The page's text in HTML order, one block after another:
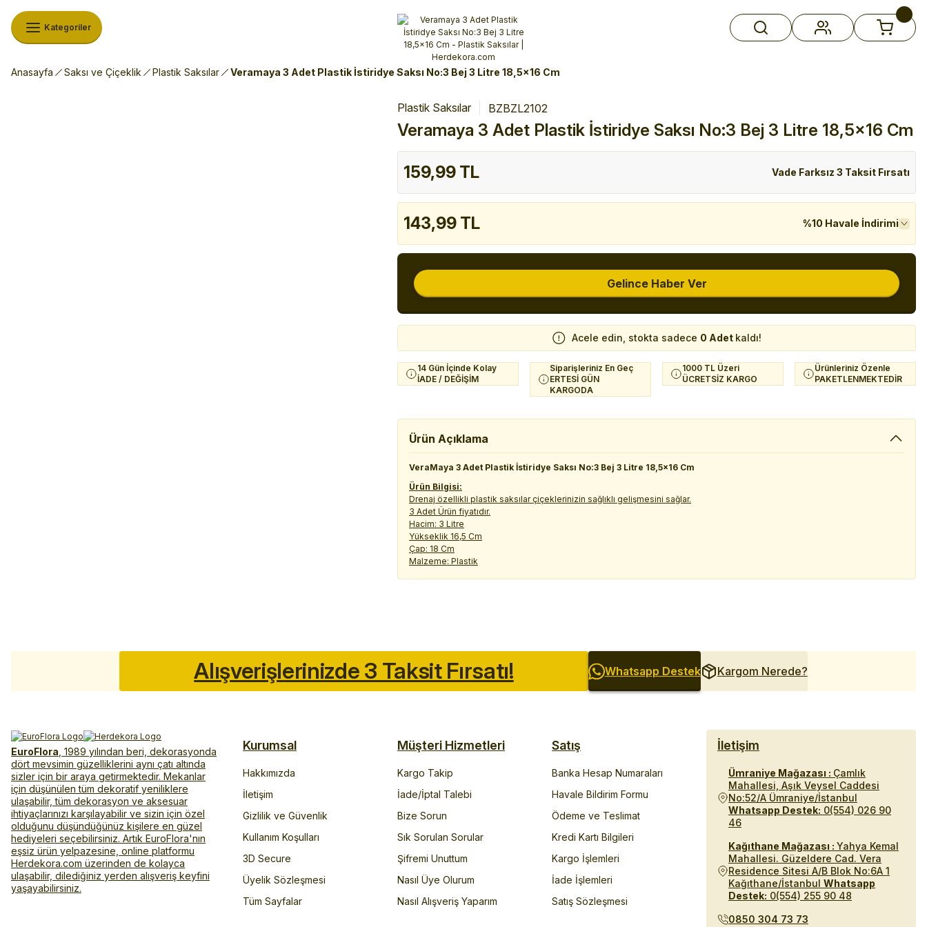
Alışverişlerinizde 3 Taksit Fırsatı! İlk siparişinizi verin!
%10 Havale İndirimi Şimdi Alışveriş yap!
Kategoriler
Anasayfa Saksı ve Çiçeklik Plastik Saksılar Veramaya 3 Adet Plastik İstiridye Saksı No:3 Bej 3 Litre 18,5x16 Cm
Plastik Saksılar BZBZL2102
Veramaya 3 Adet Plastik İstiridye Saksı No:3 Bej 3 Litre 18,5x16 Cm
159,99 TL Vade Farksız 3 Taksit Fırsatı
143,99 TL %10 Havale İndirimi
Gelince Haber Ver
Acele edin, stokta sadece 0 Adet kaldı!
14 Gün İçinde Kolay
İADE / DEĞİŞİM
Siparişleriniz En Geç
ERTESİ GÜN
KARGODA
1000 TL Üzeri
ÜCRETSİZ KARGO
Ürünleriniz Özenle
PAKETLENMEKTEDİR
Ürün Açıklama
VeraMaya 3 Adet Plastik İstiridye Saksı No:3 Bej 3 Litre 18,5x16 Cm
Ürün Bilgisi:
Drenaj özellikli plastik saksılar çiçeklerinizin sağlıklı gelişmesini sağlar.
3 Adet Ürün fiyatıdır.
Hacim: 3 Litre
Yükseklik 16,5 Cm
Çap: 18 Cm
Malzeme: Plastik
Alışverişlerinizde 3 Taksit Fırsatı! Whatsapp Destek Kargom Nerede?
EuroFlora , 1989 yılından beri, dekorasyonda
dört mevsimin güzelliklerini aynı çatı altında
sizler için bir araya getirmektedir. Mekanlar
için düşünülen tüm dekoratif yeniliklere
ulaşabilir, tüm dekorasyon ve aksesuar
ihtiyaçlarınızı karşılayabilir ve sizin için özel
olduğunu düşündüğünüz kişilere en güzel
hediyeleri seçebilirsiniz. Artık EuroFlora'nın
eşsiz ürün yelpazesine, online platformu
Herdekora.com üzerinden de kolayca
ulaşabilir, dilediğiniz yerden alışveriş keyfini
yaşayabilirsiniz.
Kurumsal
Hakkımızda
İletişim
Gizlilik ve Güvenlik
Kullanım Koşulları
3D Secure
Üyelik Sözleşmesi
Tüm Sayfalar
Müşteri Hizmetleri
Kargo Takip
İade/İptal Talebi
Bize Sorun
Sık Sorulan Sorular
Şifremi Unuttum
Nasıl Üye Olurum
Nasıl Alışveriş Yaparım
Satış
Banka Hesap Numaraları
Havale Bildirim Formu
Ödeme ve Teslimat
Kredi Kartı Bilgileri
Kargo İşlemleri
İade İşlemleri
Satış Sözleşmesi
İletişim
Ümraniye Mağazası : Çamlık
Mahallesi, Aşık Veysel Caddesi
No:52/A Ümraniye/İstanbul
Whatsapp Destek: 0(554) 026 90
46
Kağıthane Mağazası : Yahya Kemal
Mahallesi. Güzeldere Cad. Vera
Residence Sitesi A/B Blok No:6A 1
Kağıthane/İstanbul Whatsapp
Destek: 0(554) 255 90 48
0850 304 73 73